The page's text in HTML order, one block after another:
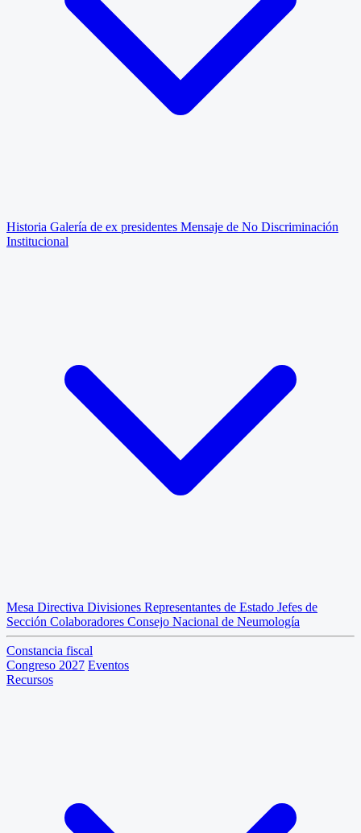
Historia Galería de ex presidentes Mensaje de No Discriminación
Institucional
Mesa Directiva Divisiones Representantes de Estado Jefes de
Sección Colaboradores Consejo Nacional de Neumología
Constancia fiscal
Congreso 2027 Eventos
Recursos